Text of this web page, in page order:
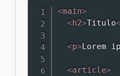
<main>
<h2>Titulo
<p>Lorem
<article>